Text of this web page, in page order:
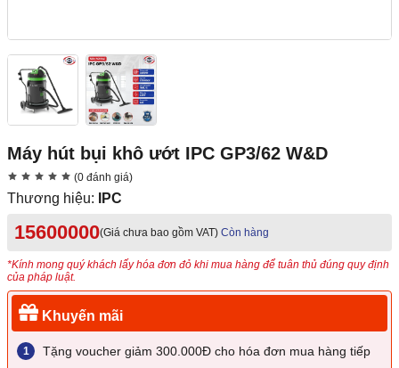
Máy hút bụi khô ướt IPC GP3/62 W&D
(0 đánh giá)
Thương hiệu: IPC
15600000(Giá chưa bao gồm VAT) Còn hàng
*Kính mong quý khách lấy hóa đơn đỏ khi mua hàng để tuân thủ đúng quy định
của pháp luật.
Khuyến mãi
Tặng voucher giảm 300.000Đ cho hóa đơn mua hàng tiếp